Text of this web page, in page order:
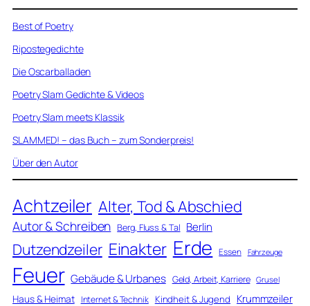
Best of Poetry
Ripostegedichte
Die Oscarballaden
Poetry Slam Gedichte & Videos
Poetry Slam meets Klassik
SLAMMED! – das Buch – zum Sonderpreis!
Über den Autor
Achtzeiler Alter, Tod & Abschied
Autor & Schreiben Berg, Fluss & Tal Berlin
Dutzendzeiler Einakter Erde Essen Fahrzeuge
Feuer Gebäude & Urbanes Geld, Arbeit, Karriere Grusel
Haus & Heimat Internet & Technik Kindheit & Jugend Krummzeiler